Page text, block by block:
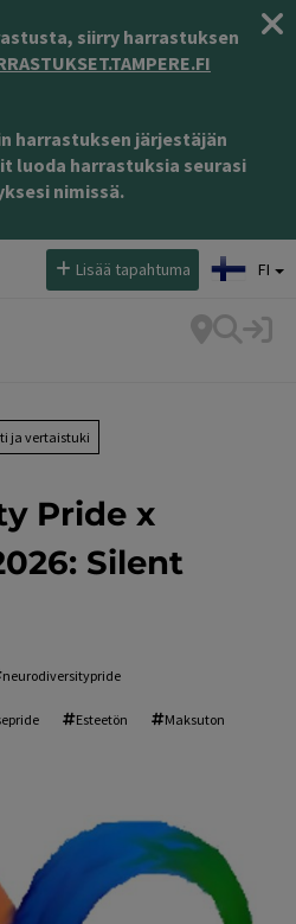
siirry harrastuksen
harrastuksen järjestäjän
luoda harrastuksia seurasi
nimissä.
Lisää tapahtuma FI
ja vertaistuki
Pride x
Silent
neurodiversitypride
Esteetön Maksuton